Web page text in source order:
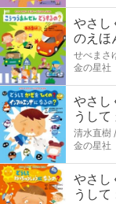
やさ
のえほ
の？
せべまさ
金の星社
やさ
うし
ザにな
清水直樹
知育研究所
金の星社
やさ
うして